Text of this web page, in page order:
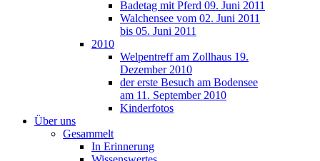
Badetag mit Pferd 09. Juni 2011
Walchensee vom 02. Juni 2011
bis 05. Juni 2011
2010
Welpentreff am Zollhaus 19.
Dezember 2010
der erste Besuch am Bodensee
am 11. September 2010
Kinderfotos
Über uns
Gesammelt
In Erinnerung